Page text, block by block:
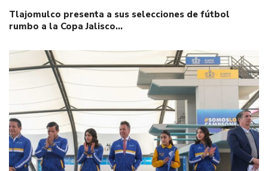
Tlajomulco presenta a sus selecciones de fútbol
rumbo a la Copa Jalisco…